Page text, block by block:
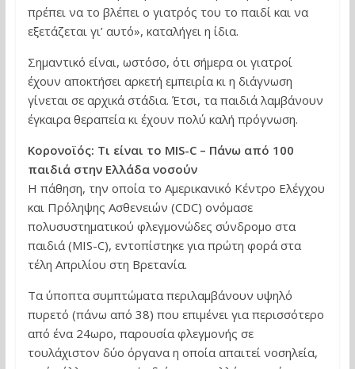
πρέπει να το βλέπει ο γιατρός του το παιδί και να
εξετάζεται γι’ αυτό», καταλήγει η ίδια.
Σημαντικό είναι, ωστόσο, ότι σήμερα οι γιατροί
έχουν αποκτήσει αρκετή εμπειρία κι η διάγνωση
γίνεται σε αρχικά στάδια. Έτσι, τα παιδιά λαμβάνουν
έγκαιρα θεραπεία κι έχουν πολύ καλή πρόγνωση.
Κορονοϊός: Τι είναι το MIS-C – Πάνω από 100
παιδιά στην Ελλάδα νοσούν
Η πάθηση, την οποία το Αμερικανικό Κέντρο Ελέγχου
και Πρόληψης Ασθενειών (CDC) ονόμασε
πολυσυστηματικού φλεγμονώδες σύνδρομο στα
παιδιά (MIS-C), εντοπίστηκε για πρώτη φορά στα
τέλη Απριλίου στη Βρετανία.
Τα ύποπτα συμπτώματα περιλαμβάνουν υψηλό
πυρετό (πάνω από 38) που επιμένει για περισσότερο
από ένα 24ωρο, παρουσία φλεγμονής σε
τουλάχιστον δύο όργανα η οποία απαιτεί νοσηλεία,